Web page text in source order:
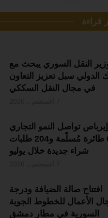
قراءة
النقل السوري يبحث مع
الدولي سبل تعزيز التعاون
في مجال النقل السككي
إيرباص تواصل النمو التجاري
بـ67 طائرة مُسلّمة و204 طلبات
شراء جديدة خلال يوليو
افتتاح صالة الضيافة ودرجة
الأعمال للخطوط الجوية
السورية في مطار دمشق